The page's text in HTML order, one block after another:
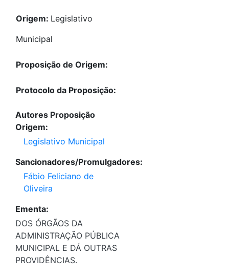
Origem: Legislativo
Municipal
Proposição de Origem:
Protocolo da Proposição:
Autores Proposição
Origem:
Legislativo Municipal
Sancionadores/Promulgadores:
Fábio Feliciano de
Oliveira
Ementa:
DOS ÓRGÃOS DA
ADMINISTRAÇÃO PÚBLICA
MUNICIPAL E DÁ OUTRAS
PROVIDÊNCIAS.